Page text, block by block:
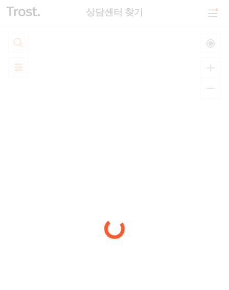
상담센터 찾기